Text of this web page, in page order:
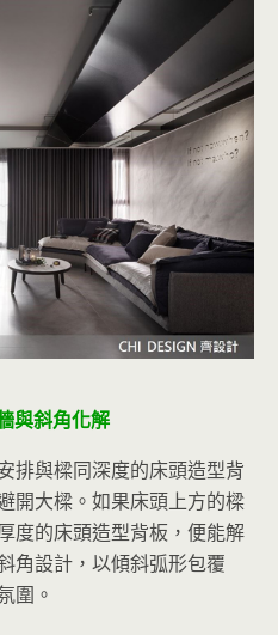
與斜角化解
排與樑同深度的床頭造型背
開大樑。如果床頭上方的樑
度的床頭造型背板，便能解
角設計，以傾斜弧形包覆
圍。